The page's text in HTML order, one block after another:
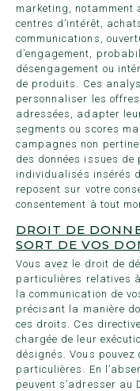
marketing, notamment
centres d’intérêt,
communications,
d’engagement,
désengagement ou
de produits. Ces
personnaliser les
adressées, adapter
segments ou scores
campagnes non
des données issues de
individualisés insérés
reposent sur votre
consentement à tout
DROIT DE
SORT DE VOS
Vous avez le droit de
particulières relatives
la communication de
précisant la manière
ces droits. Ces
chargée de leur
désignés. Vous pouvez
particulières. En
peuvent s’adresser au